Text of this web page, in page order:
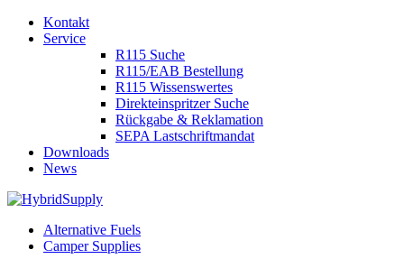
Kontakt
Service
R115 Suche
R115/EAB Bestellung
R115 Wissenswertes
Direkteinspritzer Suche
Rückgabe & Reklamation
SEPA Lastschriftmandat
Downloads
News
Alternative Fuels
Camper Supplies